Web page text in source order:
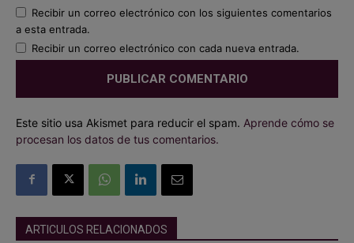
Recibir un correo electrónico con los siguientes comentarios
a esta entrada.
Recibir un correo electrónico con cada nueva entrada.
Este sitio usa Akismet para reducir el spam. Aprende cómo se
procesan los datos de tus comentarios.
ARTICULOS RELACIONADOS